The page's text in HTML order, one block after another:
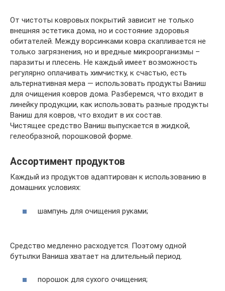
От чистоты ковровых покрытий зависит не только
внешняя эстетика дома, но и состояние здоровья
обитателей. Между ворсинками ковра скапливается не
только загрязнения, но и вредные микроорганизмы –
паразиты и плесень. Не каждый имеет возможность
регулярно оплачивать химчистку, к счастью, есть
альтернативная мера — использовать продукты Ваниш
для очищения ковров дома. Разберемся, что входит в
линейку продукции, как использовать разные продукты
Ваниш для ковров, что входит в их состав.
Чистящее средство Ваниш выпускается в жидкой,
гелеобразной, порошковой форме.
Ассортимент продуктов
Каждый из продуктов адаптирован к использованию в
домашних условиях:
шампунь для очищения руками;
Средство медленно расходуется. Поэтому одной
бутылки Ваниша хватает на длительный период.
порошок для сухого очищения;